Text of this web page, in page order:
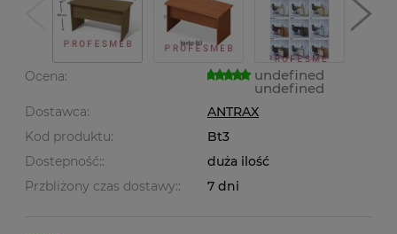
Ocena: undefined
undefined
Dostawca:
ANTRAX
Kod produktu:
Bt3
Dostepność::
duża ilość
Przbliżony czas dostawy::
7 dni